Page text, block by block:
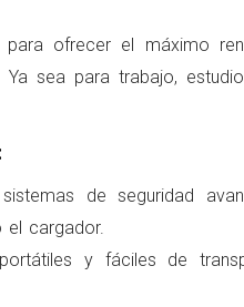
para ofrecer el máximo
sea para trabajo,
de seguridad
cargador.
y fáciles de